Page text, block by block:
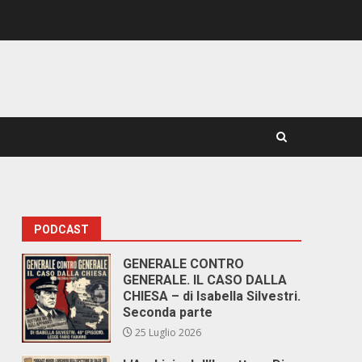
PODCAST
GENERALE CONTRO
GENERALE. IL CASO DALLA
CHIESA – di Isabella Silvestri.
Seconda parte
25 Luglio 2026